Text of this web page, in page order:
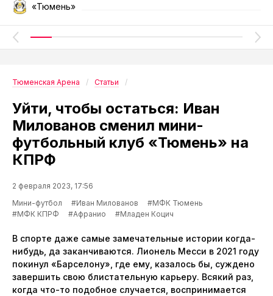
«Тюмень»
Тюменская Арена Статьи
Уйти, чтобы остаться: Иван
Милованов сменил мини-
футбольный клуб «Тюмень» на
КПРФ
2 февраля 2023, 17:56
Мини-футбол
#Иван Милованов
#МФК Тюмень
#МФК КПРФ
#Афранио #Младен Коцич
В спорте даже самые замечательные истории когда-
нибудь, да заканчиваются. Лионель Месси в 2021 году
покинул «Барселону», где ему, казалось бы, суждено
завершить свою блистательную карьеру. Всякий раз,
когда что-то подобное случается, воспринимается